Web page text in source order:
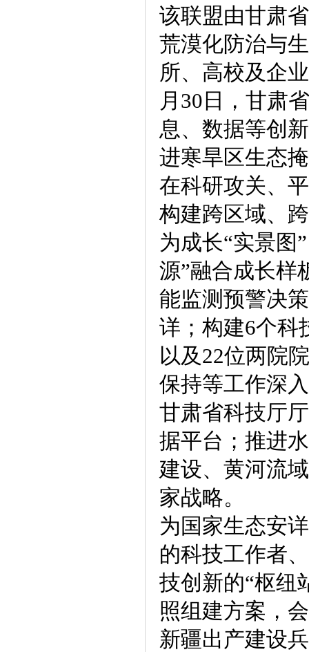
该联盟由甘肃
荒漠化防治与
所、高校及企
月30日，甘肃
息、数据等创
进寒旱区生态
在科研攻关、
构建跨区域、
为成长“实景图
源”融合成长样
能监测预警决
详；构建6个科
以及22位两院
保持等工作深
甘肃省科技厅
据平台；推进
建设、黄河流
家战略。
为国家生态安
的科技工作者
技创新的“枢纽
照组建方案，
新疆出产建设